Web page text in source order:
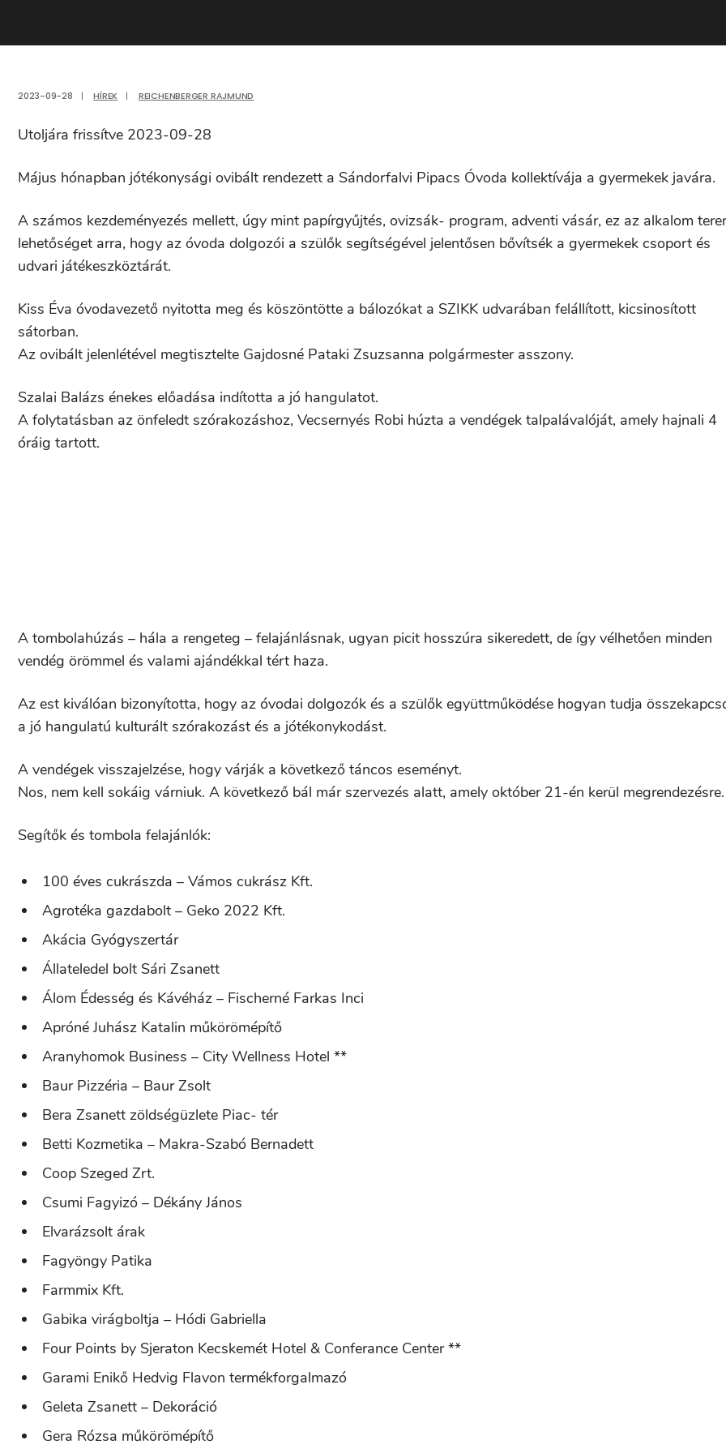
2023-09-28 | HÍREK | REICHENBERGER RAJMUND
Utoljára frissítve 2023-09-28
Május hónapban jótékonysági ovibált rendezett a Sándorfalvi Pipacs Óvoda kollektívája a gyermekek javára.
A számos kezdeményezés mellett, úgy mint papírgyűjtés, ovizsák- program, adventi vásár, ez az alkalom
lehetőséget arra, hogy az óvoda dolgozói a szülők segítségével jelentősen bővítsék a gyermekek csoport és
udvari játékeszköztárát.
Kiss Éva óvodavezető nyitotta meg és köszöntötte a bálozókat a SZIKK udvarában felállított, kicsinosított
sátorban.
Az ovibált jelenlétével megtisztelte Gajdosné Pataki Zsuzsanna polgármester asszony.
Szalai Balázs énekes előadása indította a jó hangulatot.
A folytatásban az önfeledt szórakozáshoz, Vecsernyés Robi húzta a vendégek talpalávalóját, amely hajnali 4
óráig tartott.
A tombolahúzás – hála a rengeteg – felajánlásnak, ugyan picit hosszúra sikeredett, de így vélhetően minden
vendég örömmel és valami ajándékkal tért haza.
Az est kiválóan bizonyította, hogy az óvodai dolgozók és a szülők együttműködése hogyan tudja
a jó hangulatú kulturált szórakozást és a jótékonykodást.
A vendégek visszajelzése, hogy várják a következő táncos eseményt.
Nos, nem kell sokáig várniuk. A következő bál már szervezés alatt, amely október 21-én kerül megrendezésre.
Segítők és tombola felajánlók:
100 éves cukrászda – Vámos cukrász Kft.
Agrotéka gazdabolt – Geko 2022 Kft.
Akácia Gyógyszertár
Állateledel bolt Sári Zsanett
Álom Édesség és Kávéház – Fischerné Farkas Inci
Apróné Juhász Katalin műkörömépítő
Aranyhomok Business – City Wellness Hotel **
Baur Pizzéria – Baur Zsolt
Bera Zsanett zöldségüzlete Piac- tér
Betti Kozmetika – Makra-Szabó Bernadett
Coop Szeged Zrt.
Csumi Fagyizó – Dékány János
Elvarázsolt árak
Fagyöngy Patika
Farmmix Kft.
Gabika virágboltja – Hódi Gabriella
Four Points by Sjeraton Kecskemét Hotel & Conferance Center **
Garami Enikő Hedvig Flavon termékforgalmazó
Geleta Zsanett – Dekoráció
Gera Rózsa műkörömépítő